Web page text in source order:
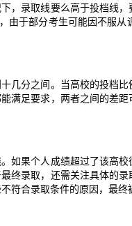
，录取线要么高于投档线
由于部分考生可能因不服
几分之间。当高校的投档
满足要求，两者之间的差
如果个人成绩超过了该高
终录取，还需关注具体的
符合录取条件的原因，最终